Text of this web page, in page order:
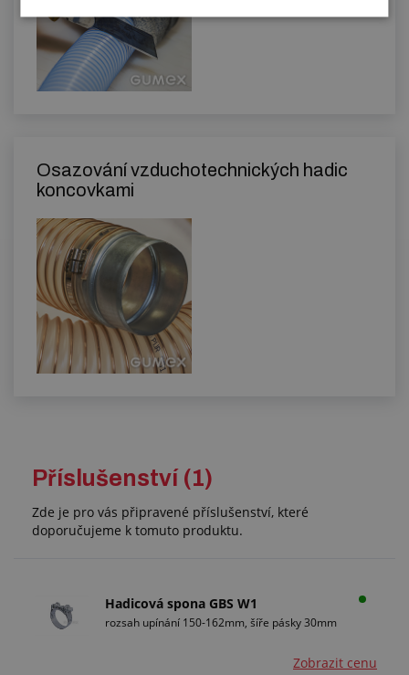
Osazování vzduchotechnických hadic
koncovkami
Příslušenství (1)
Zde je pro vás připravené příslušenství, které
doporučujeme k tomuto produktu.
Hadicová spona GBS W1
rozsah upínání 150-162mm, šíře pásky 30mm
Zobrazit cenu